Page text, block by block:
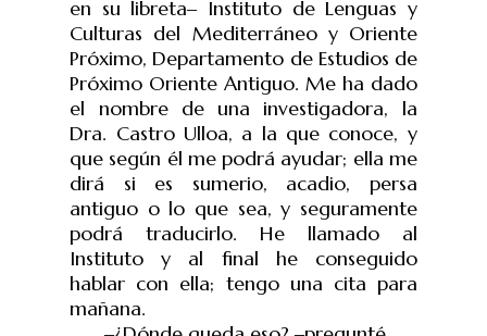
en su libreta‒ Instituto de Lenguas y
Culturas del Mediterráneo y Oriente
Próximo, Departamento de Estudios de
Próximo Oriente Antiguo. Me ha dado
el nombre de una investigadora, la
Dra. Castro Ulloa, a la que conoce, y
que según él me podrá ayudar; ella me
dirá si es sumerio, acadio, persa
antiguo o lo que sea, y seguramente
podrá traducirlo. He llamado al
Instituto y al final he conseguido
hablar con ella; tengo una cita para
mañana.